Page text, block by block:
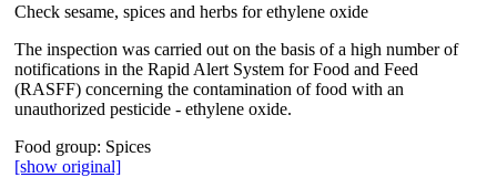
Check sesame, spices and herbs for ethylene oxide
The inspection was carried out on the basis of a high number of
notifications in the Rapid Alert System for Food and Feed
(RASFF) concerning the contamination of food with an
unauthorized pesticide - ethylene oxide.
Food group: Spices
[show original]